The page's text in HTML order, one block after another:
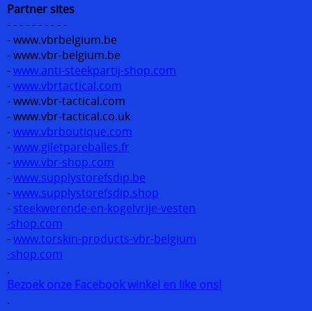
Partner sites
- - - - - - - - - -
- www.vbrbelgium.be
- www.vbr-belgium.be
-www.anti-steekpartij-shop.com
-www.vbrtactical.com
- www.vbr-tactical.com
- www.vbr-tactical.co.uk
-www.vbrboutique.com
-www.giletpareballes.fr
-www.vbr-shop.com
-www.supplystorefsdip.be
-www.supplystorefsdip.shop
- steekwerende-en-kogelvrije-vesten
-shop.com
-www.torskin-products-vbr-belgium
-shop.com
.
Bezoek onze Facebook winkel en like ons!
.